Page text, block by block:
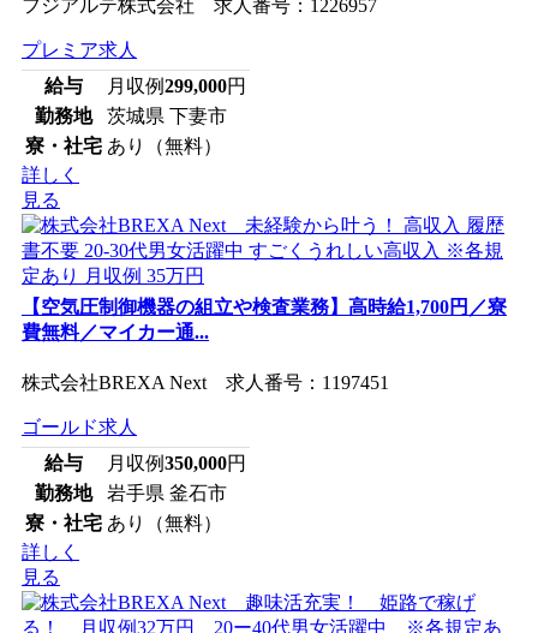
フジアルテ株式会社 求人番号：1226957
プレミア求人
給与
月収例299,000円
勤務地
茨城県 下妻市
寮・社宅 あり（無料）
詳しく
見る
【空気圧制御機器の組立や検査業務】高時給1,700円／寮
費無料／マイカー通...
株式会社BREXA Next 求人番号：1197451
ゴールド求人
給与
月収例350,000円
勤務地
岩手県 釜石市
寮・社宅 あり（無料）
詳しく
見る